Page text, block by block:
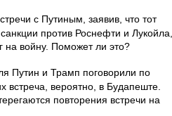
с Путиным, заявив, что тот
против Роснефти и Лукойла,
войну. Поможет ли это?
Путин и Трамп поговорили по
встреча, вероятно, в Будапеште.
повторения встречи на